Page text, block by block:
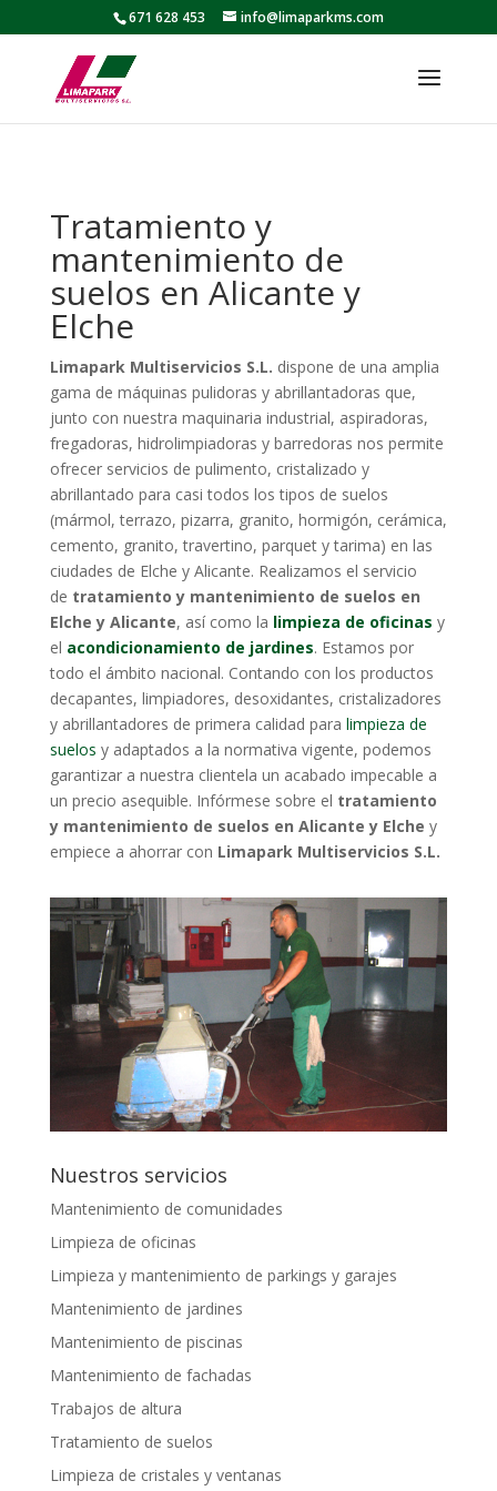
671 628 453 info@limaparkms.com
Tratamiento y
mantenimiento de
suelos en Alicante y
Elche
Limapark Multiservicios S.L. dispone de una amplia
gama de máquinas pulidoras y abrillantadoras que,
junto con nuestra maquinaria industrial, aspiradoras,
fregadoras, hidrolimpiadoras y barredoras nos permite
ofrecer servicios de pulimento, cristalizado y
abrillantado para casi todos los tipos de suelos
(mármol, terrazo, pizarra, granito, hormigón, cerámica,
cemento, granito, travertino, parquet y tarima) en las
ciudades de Elche y Alicante. Realizamos el servicio
de tratamiento y mantenimiento de suelos en
Elche y Alicante, así como la limpieza de oficinas y
el acondicionamiento de jardines. Estamos por
todo el ámbito nacional. Contando con los productos
decapantes, limpiadores, desoxidantes, cristalizadores
y abrillantadores de primera calidad para limpieza de
suelos y adaptados a la normativa vigente, podemos
garantizar a nuestra clientela un acabado impecable a
un precio asequible. Infórmese sobre el tratamiento
y mantenimiento de suelos en Alicante y Elche y
empiece a ahorrar con Limapark Multiservicios S.L.
Nuestros servicios
Mantenimiento de comunidades
Limpieza de oficinas
Limpieza y mantenimiento de parkings y garajes
Mantenimiento de jardines
Mantenimiento de piscinas
Mantenimiento de fachadas
Trabajos de altura
Tratamiento de suelos
Limpieza de cristales y ventanas